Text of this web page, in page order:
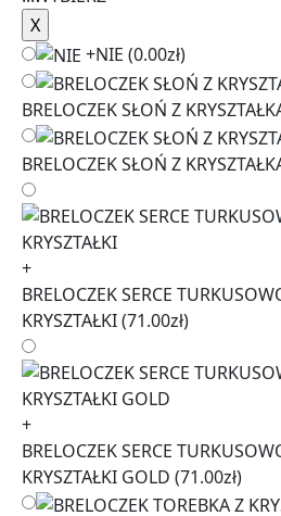
+NIE (0.00zł)
BRELOCZEK SŁOŃ Z
BRELOCZEK SŁOŃ Z
+
BRELOCZEK SERCE
KRYSZTAŁKI(71.00zł)
+
BRELOCZEK SERCE
KRYSZTAŁKI GOLD (71.00zł)